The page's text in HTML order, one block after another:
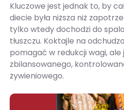
Kluczowe jest jednak to, by
diecie była niższa niż
tylko wtedy dochodzi do
tłuszczu. Koktajle na
pomagać w redukcji wagi,
zbilansowanego,
żywieniowego.